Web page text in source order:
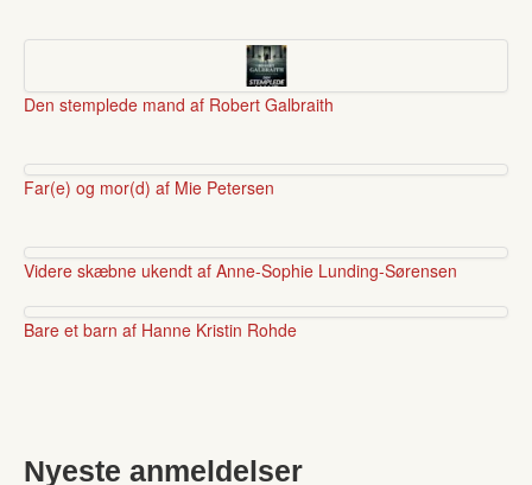
Den stemplede mand af Robert Galbraith
Far(e) og mor(d) af Mie Petersen
Videre skæbne ukendt af Anne-Sophie Lunding-Sørensen
Bare et barn af Hanne Kristin Rohde
Nyeste anmeldelser